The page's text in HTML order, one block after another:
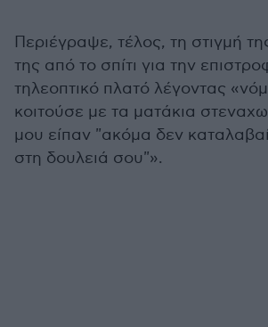
Περιέγραψε, τέλος, τη στιγμή
της από το σπίτι για την
τηλεοπτικό πλατό λέγοντας
κοιτούσε με τα ματάκια
μου είπαν "ακόμα δεν
στη δουλειά σου"».